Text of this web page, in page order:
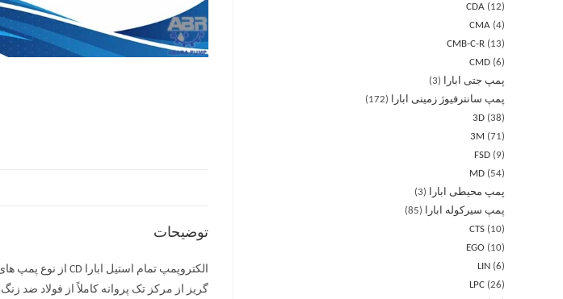
توضیحات
گریز از مرکز تک پروانه کاملاً از فولاد ضد زنگ AISI 304 و موتور ناهمزمان 2 قطبی خود تهویه با تهویه داخلی است.
CDA
12
CMA 4
CMB-C-R
13
CMD 6
پمپ جتی ابارا
3
پمپ سانترفیوژ زمینی ابارا
172
3D 38
3M
71
FSD
9
MD
54
پمپ محیطی ابارا
3
پمپ سیرکوله ابارا
85
CTS
10
EGO
10
LIN 6
LPC 26